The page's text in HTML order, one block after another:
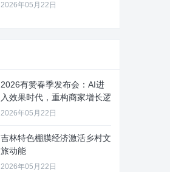
2026年05月22日
2026有赞春季发布会：AI进
入效果时代，重构商家增长逻
2026年05月22日
吉林特色棚膜经济激活乡村文
旅动能
2026年05月22日